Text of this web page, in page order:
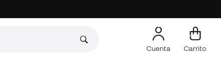
Cuenta Carrito